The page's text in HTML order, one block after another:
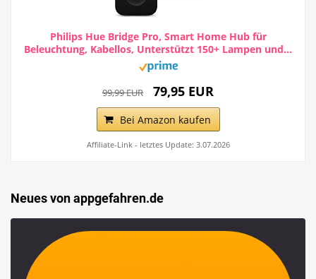
Philips Hue Bridge Pro, Smart Home Hub für
Beleuchtung, Kabellos, Unterstützt 150+ Lampen und...
99,99 EUR 79,95 EUR
Bei Amazon kaufen
Affiliate-Link - letztes Update: 3.07.2026
Neues von appgefahren.de